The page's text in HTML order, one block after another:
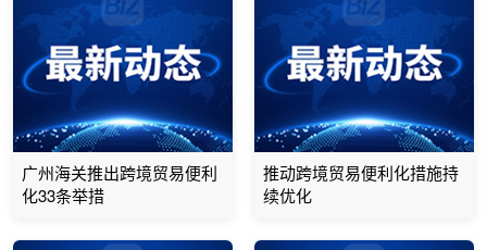
广州海关推出跨境贸易便利
化33条举措
推动跨境贸易便利化措施持
续优化